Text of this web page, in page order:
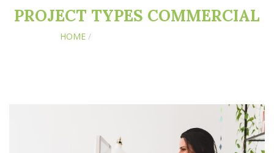
PROJECT TYPES COMMERCIAL
HOME/